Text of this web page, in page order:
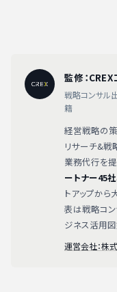
監修：
戦略コンサル
籍
経営戦略の
リサーチ&戦
業務代行を提
ートナー45
トアップか
表は戦略コン
ジネス活用図
運営会社：株